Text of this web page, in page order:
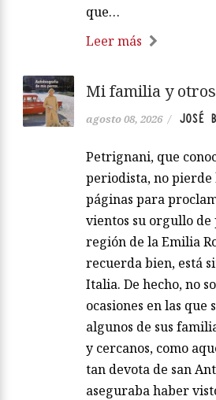
que…
Leer más
Mi familia y
agosto 08, 2026 / JOSÉ
Petrignani, que
periodista, no pierde
páginas para
vientos su orgullo de
región de la Emilia
recuerda bien, está
Italia. De hecho, no
ocasiones en las que
algunos de sus
y cercanos, como
tan devota de san
aseguraba haber